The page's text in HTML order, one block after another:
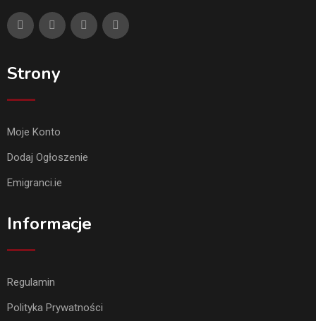
Strony
Moje Konto
Dodaj Ogłoszenie
Emigranci.ie
Informacje
Regulamin
Polityka Prywatności